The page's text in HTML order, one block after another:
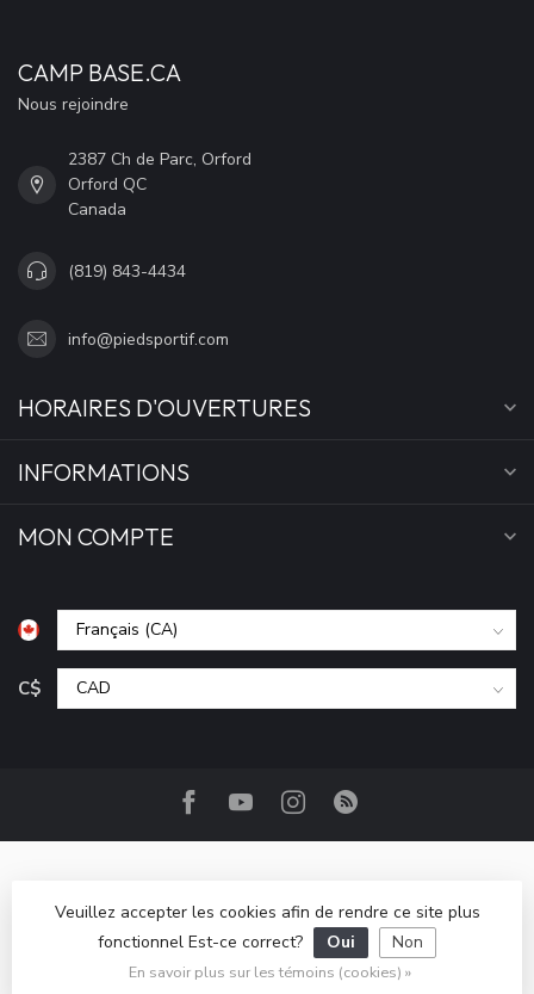
CAMP BASE.CA
Nous rejoindre
2387 Ch de Parc, Orford
Orford QC
Canada
(819) 843-4434
info@piedsportif.com
HORAIRES D'OUVERTURES
INFORMATIONS
MON COMPTE
C$
© Copyright 2026 Camp Base.ca- Powered by Lightspeed
Lightspeed designbyDyvelopment
Veuillez accepter les cookies afin de rendre ce site plus
fonctionnel Est-ce correct?
Oui Non
En savoir plus sur les témoins (cookies) »